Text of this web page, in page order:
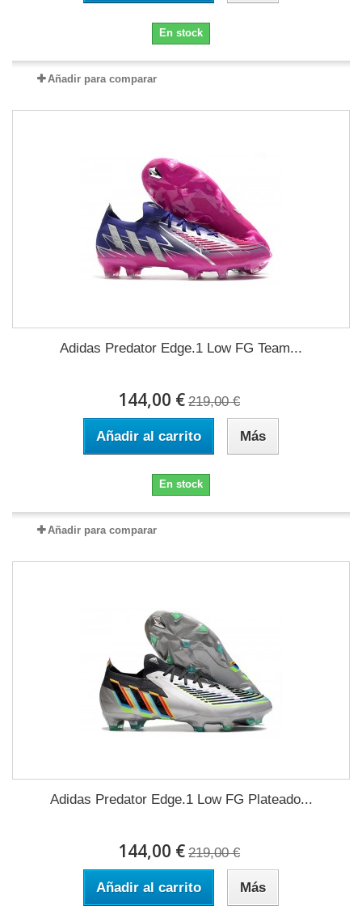
En stock
Añadir para comparar
Adidas Predator Edge.1 Low FG Team...
144,00 € 219,00 €
Añadir al carrito Más
En stock
Añadir para comparar
Adidas Predator Edge.1 Low FG Plateado...
144,00 € 219,00 €
Añadir al carrito Más